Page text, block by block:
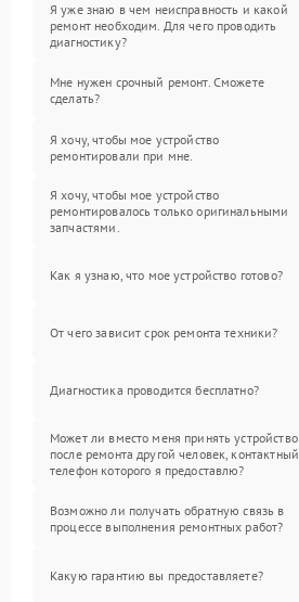
Я уже знаю в чем неисправность и какой
ремонт необходим. Для чего проводить
диагностику?
Мне нужен срочный ремонт. Сможете
сделать?
Я хочу, чтобы мое устройство
ремонтировали при мне.
Я хочу, чтобы мое устройство
ремонтировалось только оригинальными
запчастями.
Как я узнаю, что мое устройство готово?
От чего зависит срок ремонта техники?
Диагностика проводится бесплатно?
Может ли вместо меня принять устройство
после ремонта другой человек, контактный
телефон которого я предоставлю?
Возможно ли получать обратную связь в
процессе выполнения ремонтных работ?
Какую гарантию вы предоставляете?